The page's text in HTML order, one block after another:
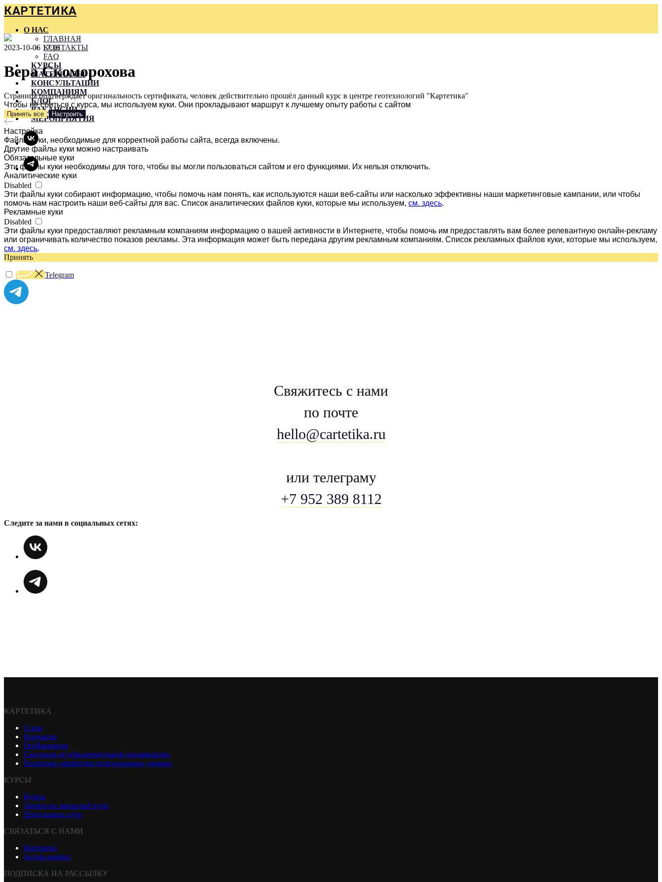
КАРТЕТИКА
О НАС
ГЛАВНАЯ
КОНТАКТЫ
FAQ
КУРСЫ
МАТЕРИАЛЫ
КОНСУЛЬТАЦИИ
КОМПАНИЯМ
БЛОГ
ВАКАНСИИ
МЕРОПРИЯТИЯ
2023-10-06 17:16
Вера Скоморохова
Страница подтверждает оригинальность сертификата, человек действительно прошёл данный курс в центре геотехнологий "Картетика"
Чтобы не сбиться с курса, мы используем куки. Они прокладывают маршрут к лучшему опыту работы с сайтом
Принять все Настроить
Настройка
Файлы куки, необходимые для корректной работы сайта, всегда включены.
Другие файлы куки можно настраивать
Обязательные куки
Эти файлы куки необходимы для того, чтобы вы могли пользоваться сайтом и его функциями. Их нельзя отключить.
Аналитические куки
Disabled
Эти файлы куки собирают информацию, чтобы помочь нам понять, как используются наши веб-сайты или насколько эффективны наши маркетинговые кампании, или чтобы
помочь нам настроить наши веб-сайты для вас. Список аналитических файлов куки, которые мы используем, см. здесь.
Рекламные куки
Disabled
Эти файлы куки предоставляют рекламным компаниям информацию о вашей активности в Интернете, чтобы помочь им предоставлять вам более релевантную онлайн-рекламу
или ограничивать количество показов рекламы. Эта информация может быть передана другим рекламным компаниям. Список рекламных файлов куки, которые мы используем,
см. здесь.
Принять
Telegram
Свяжитесь с нами
по почте
hello@cartetika.ru
или телеграму
+7 952 389 8112
Следите за нами в социальных сетях:
КАРТЕТИКА
О нас
Контакты
ГеоВакансии
Сведения об образовательной организации
Политика обработки персональных данных
КУРСЫ
Курсы
Запись на закрытый курс
Предложить курс
СВЯЗАТЬСЯ С НАМИ
Контакты
Задать вопрос
ПОДПИСКА НА РАССЫЛКУ